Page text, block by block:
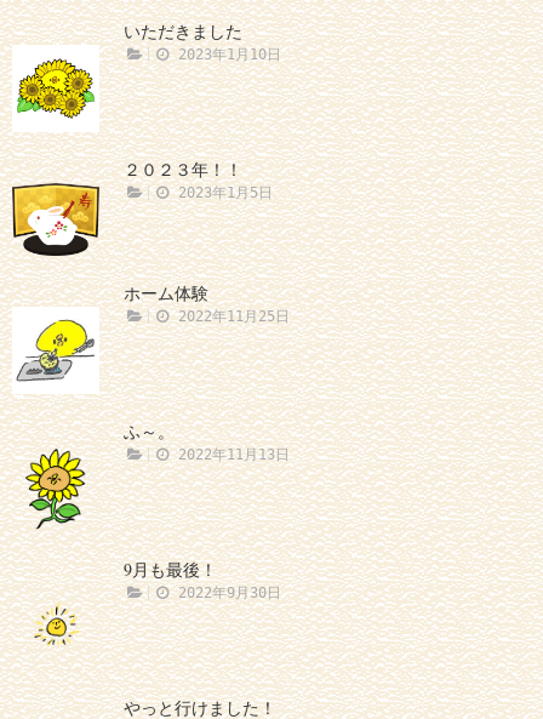
いただきました
2023年1月10日
２０２３年！！
2023年1月5日
ホーム体験
2022年11月25日
ふ～。
2022年11月13日
9月も最後！
2022年9月30日
やっと行けました！